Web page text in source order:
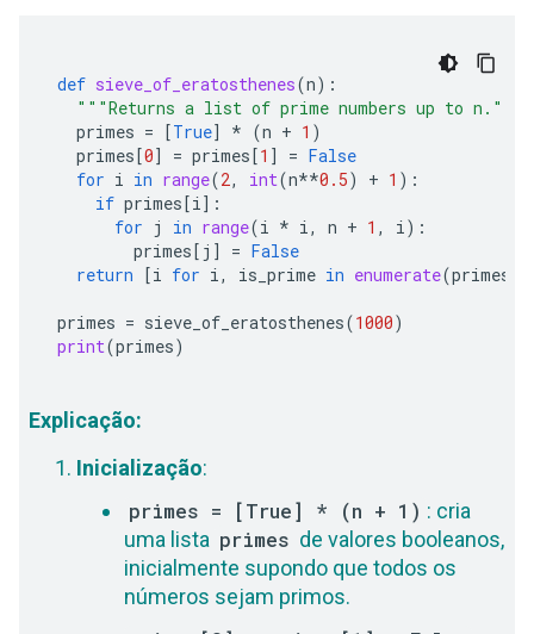
def sieve_of_eratosthenes(n):
"""Returns a list of prime numbers up to n."""
primes = [True] * (n + 1 )
primes[0] = primes[1 ] = False
for i in range(2, int(n**0.5) + 1 ):
if primes[i]:
for j in range(i * i, n + 1 , i):
primes[ j ] = False
return [i for i, is_prime in enumerate(primes
primes = sieve_of_eratosthenes(1000)
print(primes)
Explicação:
Inicialização:
primes = [True] * (n + 1) : cria
uma lista primes de valores booleanos,
inicialmente supondo que todos os
números sejam primos.